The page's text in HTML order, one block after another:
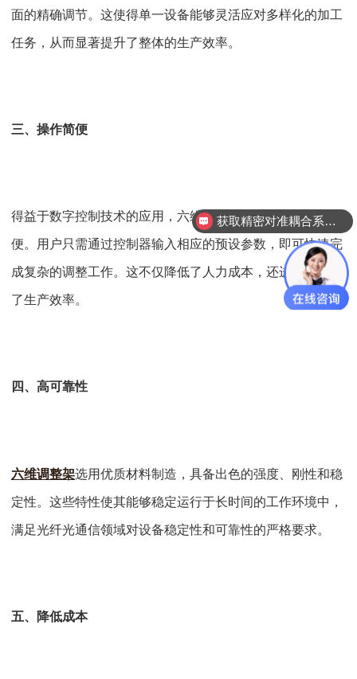
面的精确调节。这使得单一设备能够灵活应对多样化的加工
任务，从而显著提升了整体的生产效率。
三、操作简便
得益于数字控制技术的应用，六维调整架的操作流程极为简
便。用户只需通过控制器输入相应的预设参数，即可快速完
成复杂的调整工作。这不仅降低了人力成本，还进一步提高
了生产效率。
四、高可靠性
六维调整架选用优质材料制造，具备出色的强度、刚性和稳
定性。这些特性使其能够稳定运行于长时间的工作环境中，
满足光纤光通信领域对设备稳定性和可靠性的严格要求。
五、降低成本
获取精密对准耦合系统技术方案